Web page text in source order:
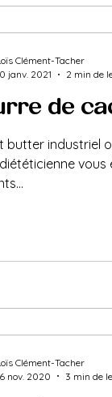
de
butter industriel
vous
Clément-Tacher
janv. 2021
2 min de
Clément-Tacher
nov. 2020
3 min de